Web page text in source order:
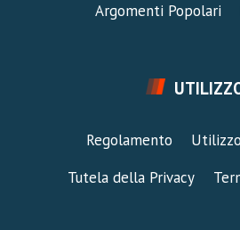
Argomenti Popolari
Regolamento
Tutela della Privacy